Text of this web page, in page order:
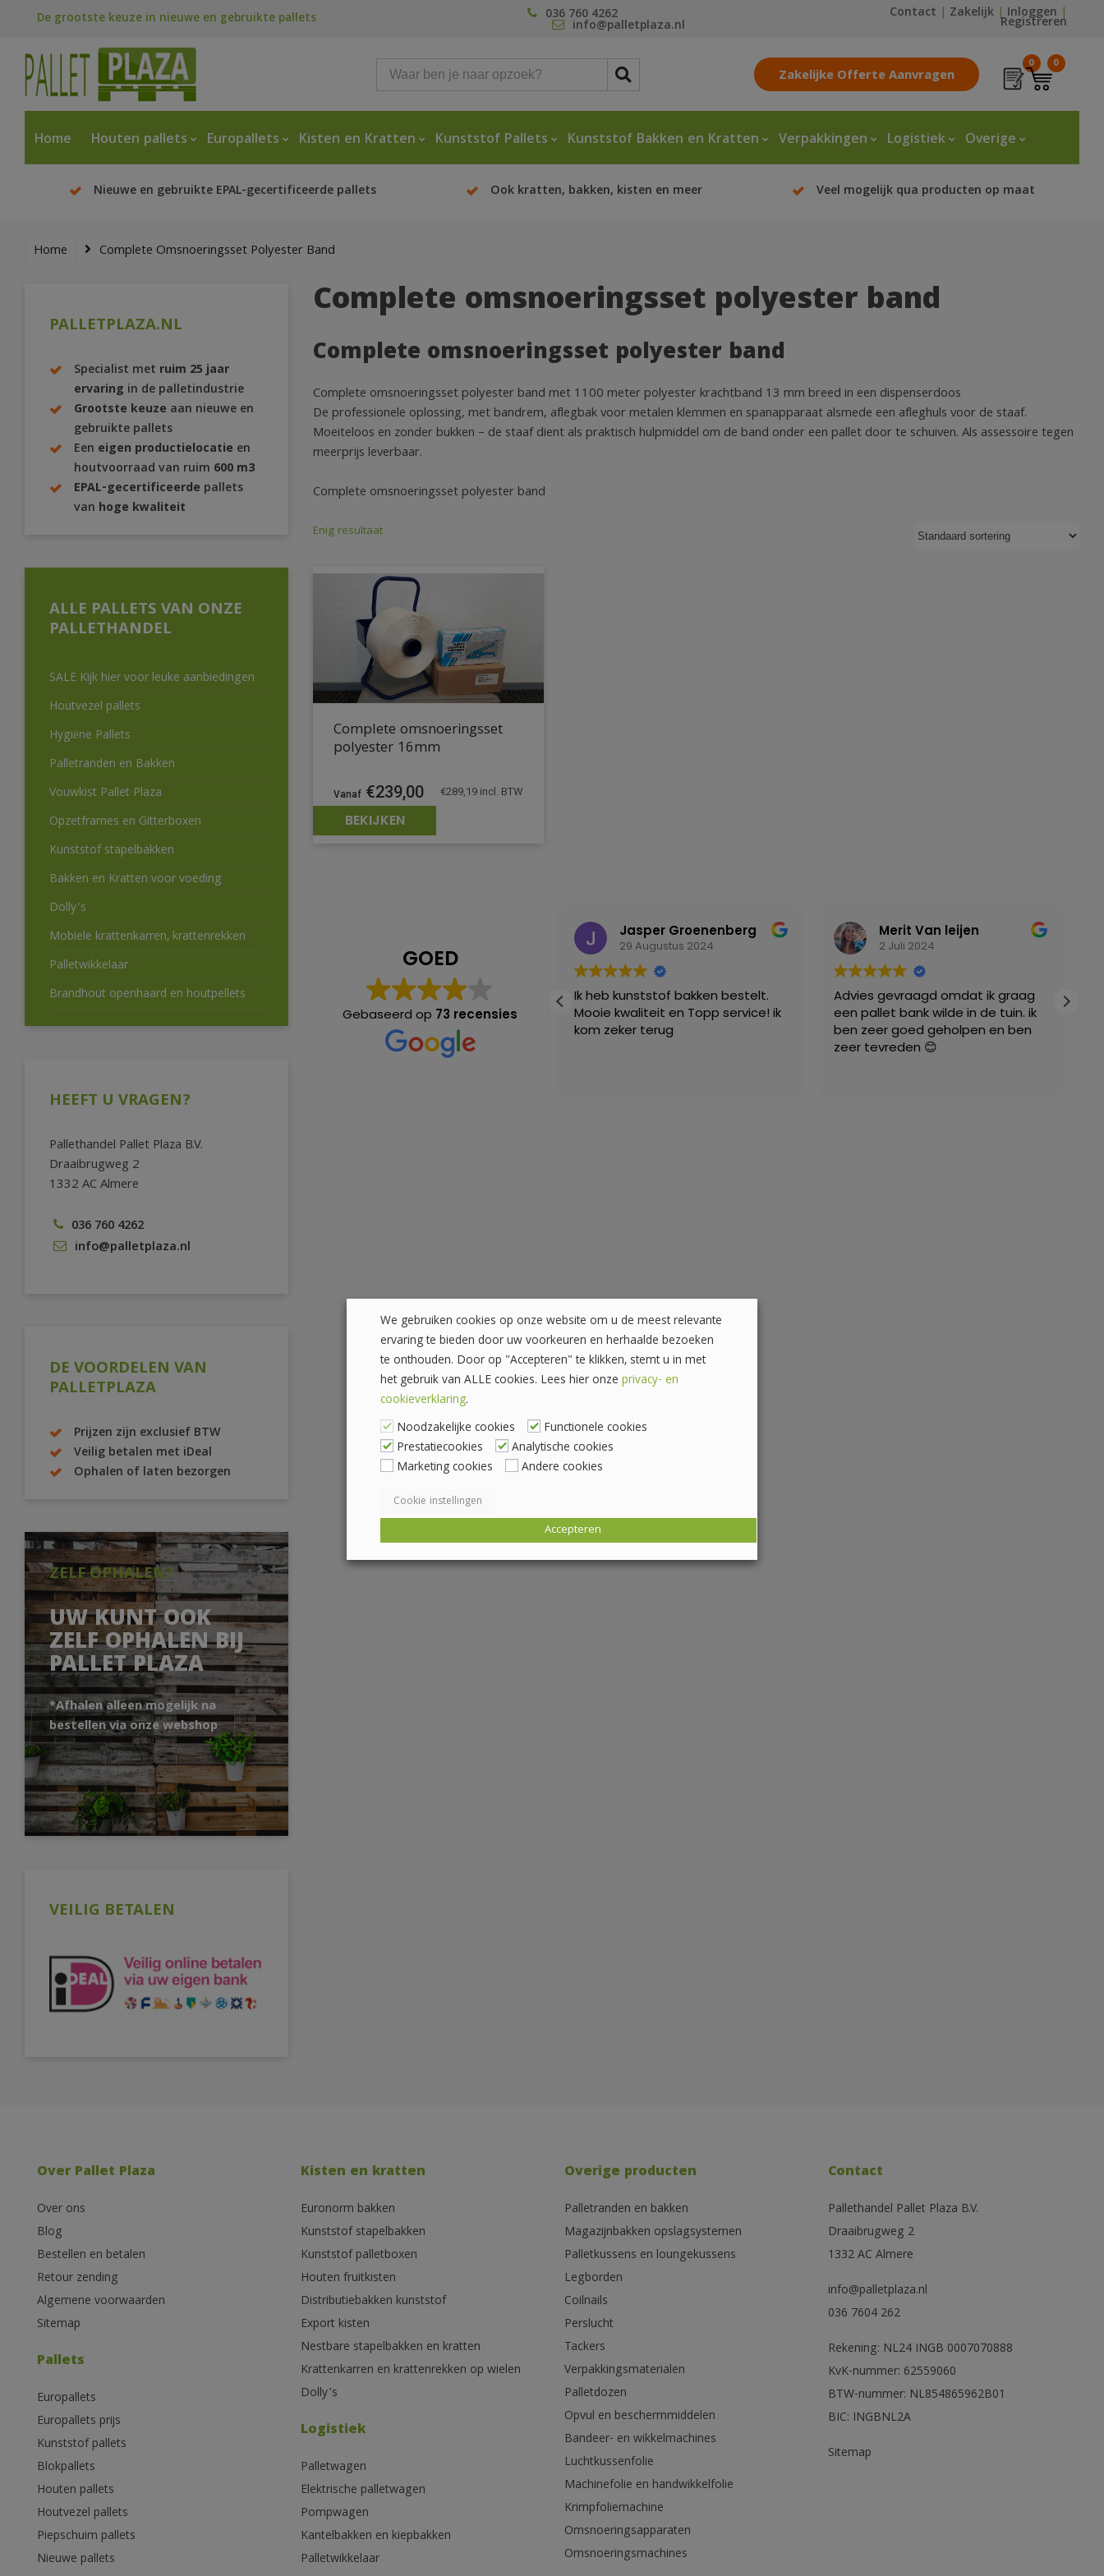
De grootste keuze in nieuwe en gebruikte pallets 036 760 4262
info@palletplaza.nl
Contact | Zakelijk |Inloggen |
Registreren
Zakelijke Offerte Aanvragen
0 0
Home Houten pallets Europallets Kisten en Kratten Kunststof Pallets Kunststof Bakken en Kratten Verpakkingen Logistiek Overige
Nieuwe en gebruikte EPAL-gecertificeerde pallets Ook kratten, bakken, kisten en meer Veel mogelijk qua producten op maat
Home Complete Omsnoeringsset Polyester Band
PALLETPLAZA.NL
Specialist met ruim 25 jaar
ervaring in de palletindustrie
Grootste keuze aan nieuwe en
gebruikte pallets
Een eigen productielocatie en
houtvoorraad van ruim 600 m3
EPAL-gecertificeerde pallets
van hoge kwaliteit
ALLE PALLETS VAN ONZE
PALLETHANDEL
SALE Kijk hier voor leuke aanbiedingen
Houtvezel pallets
Hygiëne Pallets
Palletranden en Bakken
Vouwkist Pallet Plaza
Opzetframes en Gitterboxen
Kunststof stapelbakken
Bakken en Kratten voor voeding
Dolly’s
Mobiele krattenkarren, krattenrekken
Palletwikkelaar
Brandhout openhaard en houtpellets
HEEFT U VRAGEN?
Pallethandel Pallet Plaza B.V.
Draaibrugweg 2
1332 AC Almere
036 760 4262
info@palletplaza.nl
DE VOORDELEN VAN
PALLETPLAZA
Prijzen zijn exclusief BTW
Veilig betalen met iDeal
Ophalen of laten bezorgen
ZELF OPHALEN?
UW KUNT OOK
ZELF OPHALEN BIJ
PALLET PLAZA
*Afhalen alleen mogelijk na
bestellen via onze webshop
VEILIG BETALEN
Complete omsnoeringsset polyester band
Complete omsnoeringsset polyester band
Complete omsnoeringsset polyester band met 1100 meter polyester krachtband 13 mm breed in een dispenserdoos
De professionele oplossing, met bandrem, aflegbak voor metalen klemmen en spanapparaat alsmede een afleghuls voor de staaf.
Moeiteloos en zonder bukken – de staaf dient als praktisch hulpmiddel om de band onder een pallet door te schuiven. Als assessoire tegen
meerprijs leverbaar.
Complete omsnoeringsset polyester band
Enig resultaat
Complete omsnoeringsset
polyester 16mm
€239,00 €289,19incl. BTW
BEKIJKEN
GOED
Gebaseerd op 73 recensies
Ik heb kunststof bakken bestelt.
Mooie kwaliteit en Topp service! ik
kom zeker terug
Merit Van leijen
2 Juli 2024
Advies gevraagd omdat ik graag
een pallet bank wilde in de tuin. ik
ben zeer goed geholpen en ben
Machinefabriek P.C. Buitendijk B.V.
5 Januari 2024
Wij zijn vriendelijk geholpen en alles
wordt op tijd en netjes geleverd.
Ze hebben een breed aanbod. Wij
gaan hier vaker bestellen voor ons
Over Pallet Plaza
Over ons
Blog
Bestellen en betalen
Retour zending
Algemene voorwaarden
Sitemap
Pallets
Europallets
Europallets prijs
Kunststof pallets
Blokpallets
Houten pallets
Houtvezel pallets
Piepschuim pallets
Nieuwe pallets
Kisten en kratten
Euronorm bakken
Kunststof stapelbakken
Kunststof palletboxen
Houten fruitkisten
Distributiebakken kunststof
Export kisten
Nestbare stapelbakken en kratten
Krattenkarren en krattenrekken op wielen
Dolly’s
Logistiek
Palletwagen
Elektrische palletwagen
Pompwagen
Kantelbakken en kiepbakken
Palletwikkelaar
Overige producten
Palletranden en bakken
Magazijnbakken opslagsystemen
Palletkussens en loungekussens
Legborden
Coilnails
Perslucht
Tackers
Verpakkingsmaterialen
Palletdozen
Opvul en beschermmiddelen
Bandeer- en wikkelmachines
Luchtkussenfolie
Machinefolie en handwikkelfolie
Krimpfoliemachine
Omsnoeringsapparaten
Omsnoeringsmachines
Contact
Pallethandel Pallet Plaza B.V.
Draaibrugweg 2
1332 AC Almere
info@palletplaza.nl
036 7604 262
Rekening: NL24 INGB 0007070888
KvK-nummer: 62559060
BTW-nummer: NL854865962B01
BIC: INGBNL2A
Sitemap
We gebruiken cookies op onze website om u de meest relevante
ervaring te bieden door uw voorkeuren en herhaalde bezoeken
te onthouden. Door op "Accepteren" te klikken, stemt u in met
het gebruik van ALLE cookies. Lees hier onze privacy- en
cookieverklaring.
Noodzakelijke cookies
Functionele cookies
Prestatiecookies
Analytische cookies
Marketing cookies
Andere cookies
Cookie instellingen
Accepteren